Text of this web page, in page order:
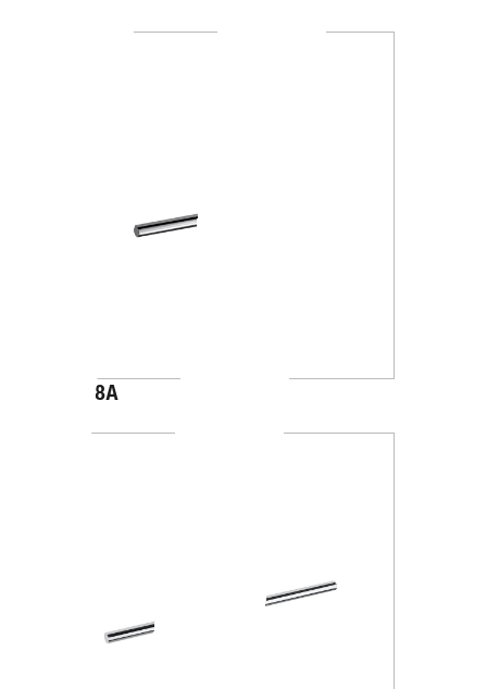
A4618A